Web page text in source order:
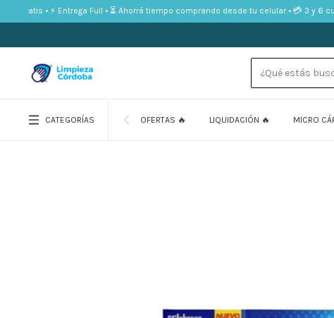
CATEGORÍAS OFERTAS 🔥 LIQUIDACIÓN 🔥 MICRO
Ziploc bolsas para sellado medianas 20 uni.
gratis • ⚡ Entrega Full • ⏳ Ahorrá tiempo comprando desde tu celular • 💳 3 y 6